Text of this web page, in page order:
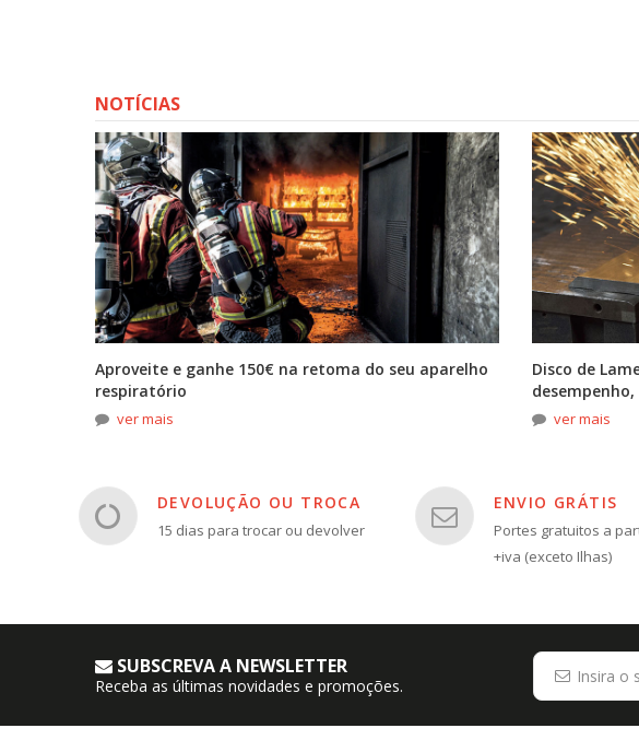
NOTÍCIAS
Aproveite e ganhe 150€ na retoma do seu aparelho
respiratório
ver mais
Disco de
ver mais
DEVOLUÇÃO OU TROCA
15 dias para trocar ou devolver
ENVIO GRÁTIS
Portes gratuitos a
+iva (exceto Ilhas)
SUBSCREVA A NEWSLETTER
Receba as últimas novidades e promoções.